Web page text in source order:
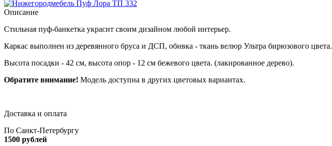
Описание
Стильная пуф-банкетка украсит своим дизайном любой интерьер.
Каркас выполнен из деревянного бруса и ДСП, обивка - ткань велюр Ультра бирюзового цвета.
Высота посадки - 42 см, высота опор - 12 см бежевого цвета. (лакированное дерево).
Обратите внимание! Модель доступна в других цветовых вариантах.
Доставка и оплата
По Санкт-Петербургу
1500 рублей